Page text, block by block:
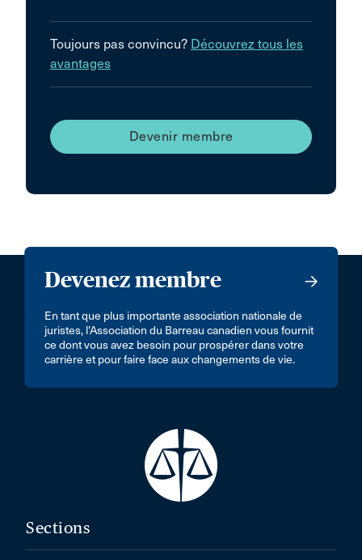
Toujours pas convincu? Découvrez tous les
avantages
Devenir membre
Devenez membre
En tant que plus importante association nationale de
juristes, l’Association du Barreau canadien vous fournit
ce dont vous avez besoin pour prospérer dans votre
carrière et pour faire face aux changements de vie.
Sections